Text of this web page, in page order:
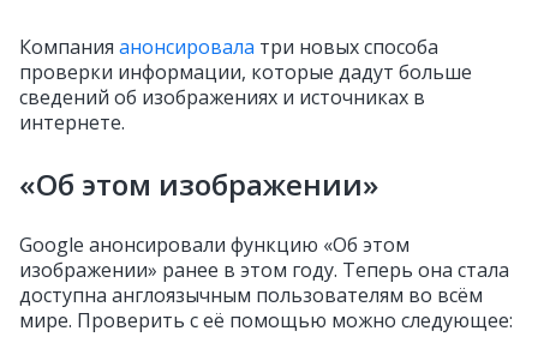
Компания анонсировала три новых способа
проверки информации, которые дадут больше
сведений об изображениях и источниках в
интернете.
«Об этом изображении»
Google анонсировали функцию «Об этом
изображении» ранее в этом году. Теперь она стала
доступна англоязычным пользователям во всём
мире. Проверить с её помощью можно следующее: